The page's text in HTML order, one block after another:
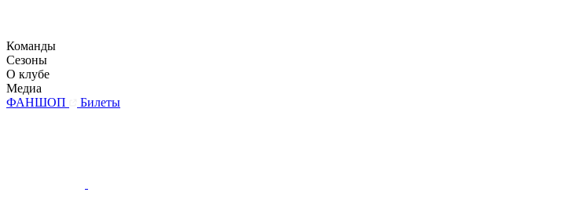
Команды
Сезоны
О клубе
Медиа
ФАНШОП
Билеты